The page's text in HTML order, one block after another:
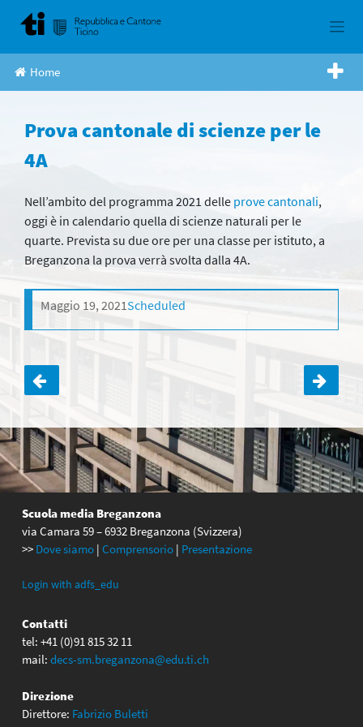
Home
Prova cantonale di scienze per le
4A
Nell’ambito del programma 2021 delle prove cantonali,
oggi è in calendario quella di scienze naturali per le
quarte. Prevista su due ore per una classe per istituto, a
Breganzona la prova verrà svolta dalla 4A.
Maggio 19, 2021Scheduled
Navigazione
articoli
Scuola media Breganzona
via Camara 59 – 6932 Breganzona (Svizzera)
>> Dove siamo | Comprensorio | Presentazione
Login with adfs_edu
Contatti
tel: +41 (0)91 815 32 11
mail: decs-sm.breganzona@edu.ti.ch
Direzione
Direttore: Fabrizio Buletti